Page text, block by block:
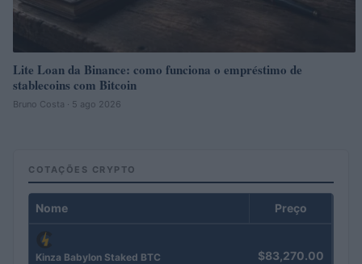
Lite Loan da Binance: como funciona o empréstimo de
stablecoins com Bitcoin
Bruno Costa · 5 ago 2026
COTAÇÕES CRYPTO
Nome Preço
Kinza Babylon Staked BTC $83,270.00